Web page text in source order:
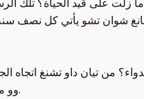
زلت على قيد الحياة؟ تلك
من تيان داو تشنغ اتجاه
وو مينغ، حوالي 4000 لي.